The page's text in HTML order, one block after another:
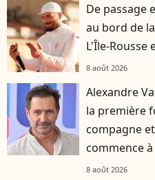
De passage
au bord de
L'Île-Rousse
8 août 2026
Alexandre
la première
compagne
commence
8 août 2026